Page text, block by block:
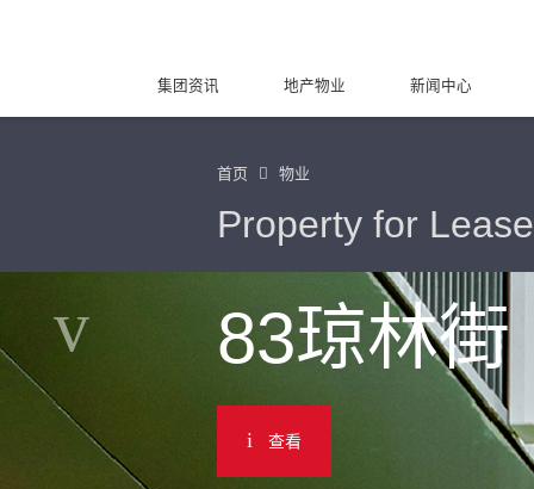
集团资讯 地产物业 新闻中心
首页 物业
Property for Lease
83琼林街
查看